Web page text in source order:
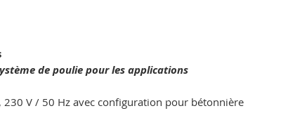
de poulie pour les applications
V / 50 Hz avec configuration pour bétonnière